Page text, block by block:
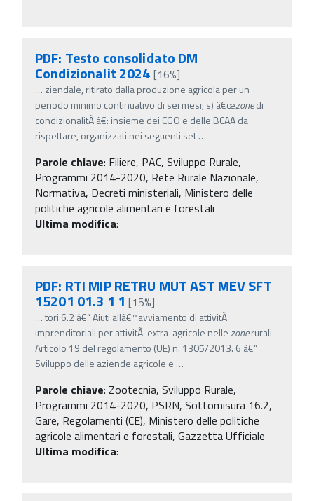
PDF: Testo consolidato DM
Condizionalit 2024 [16%]
… ziendale, ritirato dalla produzione agricola per un
periodo minimo continuativo di sei mesi; s) â€œzonedi
condizionalitÃ â€: insieme dei CGO e delle BCAA da
rispettare, organizzati nei seguenti set…
Parole chiave: Filiere, PAC, Sviluppo Rurale,
Programmi 2014-2020, Rete Rurale Nazionale,
Normativa, Decreti ministeriali, Ministero delle
politiche agricole alimentari e forestali
Ultima modifica:
PDF: RTI MIP RETRU MUT AST MEV SFT
15201 01.3 1 1[15%]
…tori 6.2 â€“ Aiuti allâ€™avviamento di attivitÃ
imprenditoriali per attivitÃ extra-agricole nellezonerurali
Articolo 19 del regolamento (UE) n. 1305/2013. 6 â€“
Sviluppo delle aziende agricole e …
Parole chiave: Zootecnia, Sviluppo Rurale,
Programmi 2014-2020, PSRN, Sottomisura 16.2,
Gare, Regolamenti (CE), Ministero delle politiche
agricole alimentari e forestali, Gazzetta Ufficiale
Ultima modifica: